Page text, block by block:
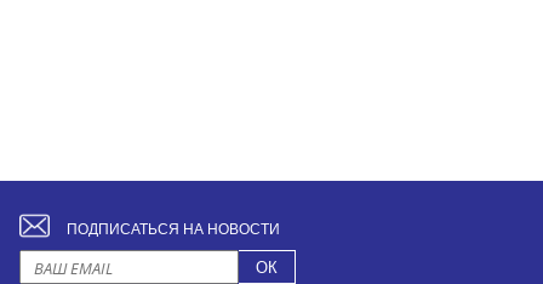
ПОДПИСАТЬСЯ НА НОВОСТИ